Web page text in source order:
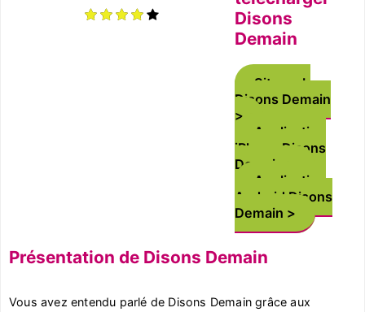
Disons
Demain
Site web
Disons Demain
Application
iPhone Disons
Demain
Application
Android Disons
Demain
Présentation de Disons Demain
Vous avez entendu parlé de Disons Demain grâce aux